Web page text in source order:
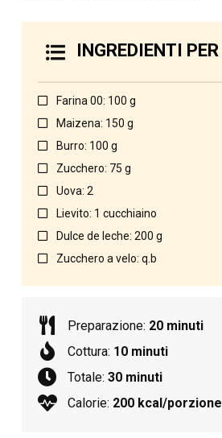
INGREDIENTI PER
Farina 00: 100 g
Maizena: 150 g
Burro: 100 g
Zucchero: 75 g
Uova: 2
Lievito: 1 cucchiaino
Dulce de leche: 200 g
Zucchero a velo: q.b
Preparazione: 20 minuti
Cottura: 10 minuti
Totale:30 minuti
Calorie: 200 kcal/porzione